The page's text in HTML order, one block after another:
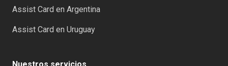
Assist Card en Argentina
Assist Card en Uruguay